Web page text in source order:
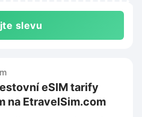
slevu
eSIM tarify
na EtravelSim.com